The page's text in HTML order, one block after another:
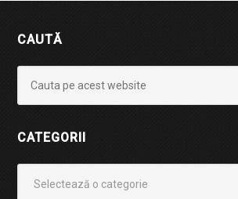
CAUTĂ
CATEGORII